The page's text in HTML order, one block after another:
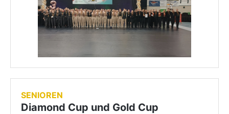
SENIOREN
Diamond Cup und Gold Cup